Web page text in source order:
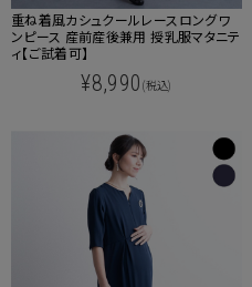
重ね着風カシュクールレースロングワ
ンピース 産前産後兼用 授乳服マタニテ
ィ【ご試着可】
¥8,990 (税込)